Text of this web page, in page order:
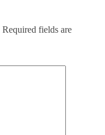
Required fields are